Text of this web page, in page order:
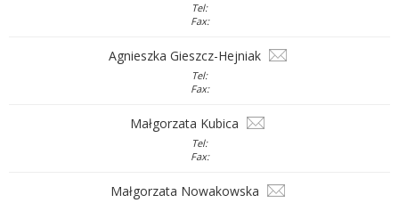
Tel:
Fax:
Agnieszka Gieszcz-Hejniak
Tel:
Fax:
Małgorzata Kubica
Tel:
Fax:
Małgorzata Nowakowska